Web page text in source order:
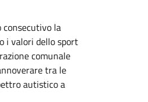
consecutivo la
i valori dello sport
comunale
tra le
autistico a